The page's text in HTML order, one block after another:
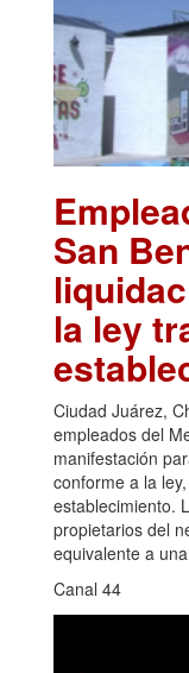
San
la ley
Ciudad Juárez,
empleados del
manifestación
conforme a la
establecimiento.
propietarios del
equivalente a
Canal 44